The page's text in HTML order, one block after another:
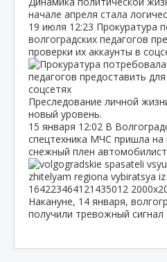
начале апреля стала
19 июля 12:23 Прокуратура
волгоградских педагогов
проверки их аккаунты в
Преследование личной
новый уровень.
15 января 12:02 В
спецтехника МЧС пришла
снежный плен
Накануне, 14 января,
получили тревожный